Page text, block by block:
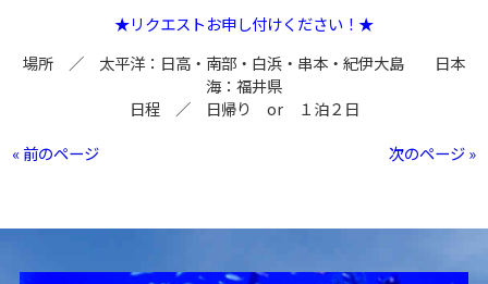
★リクエストお申し付けください！★
場所 ／ 太平洋：日高・南部・白浜・串本・紀伊大島 日本
海：福井県
日程 ／ 日帰り or １泊２日
« 前のページ
次のページ »